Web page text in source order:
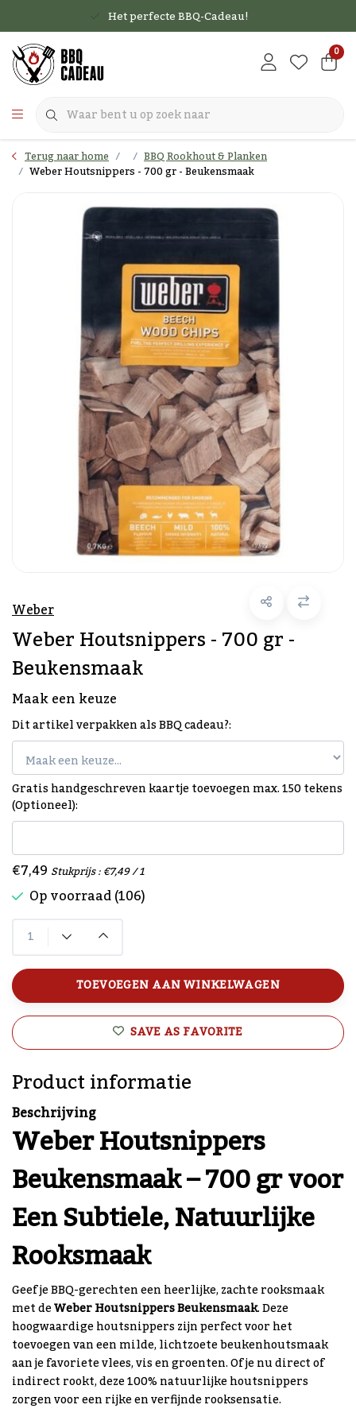
Het perfecte BBQ-Cadeau!
0
Terug naar home BBQ Rookhout & Planken
Weber Houtsnippers - 700 gr - Beukensmaak
Weber
Weber Houtsnippers - 700 gr -
Beukensmaak
Maak een keuze
Dit artikel verpakken als BBQ cadeau?:
Gratis handgeschreven kaartje toevoegen max. 150 tekens
(Optioneel):
€7,49 Stukprijs : €7,49 / 1
Op voorraad (106)
TOEVOEGEN AAN WINKELWAGEN
SAVE AS FAVORITE
Product informatie
Beschrijving
Weber Houtsnippers
Beukensmaak – 700 gr voor
Een Subtiele, Natuurlijke
Rooksmaak
Geef je BBQ-gerechten een heerlijke, zachte rooksmaak
met deWeber Houtsnippers Beukensmaak. Deze
hoogwaardige houtsnippers zijn perfect voor het
toevoegen van een milde, lichtzoete beukenhoutsmaak
aan je favoriete vlees, vis en groenten. Of je nu direct of
indirect rookt, deze 100% natuurlijke houtsnippers
zorgen voor een rijke en verfijnde rooksensatie.